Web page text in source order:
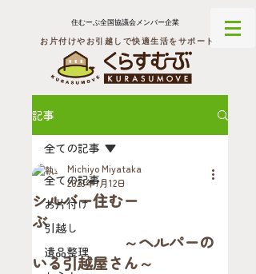
住むーぶ全国協議会メンバー企業
お片付けやお引越しで快適生活をサポート
記事
全ての記事
お片付け
引越し
遺品整理
全ての記事
シルバー住むー
ぶ
～ヘルパーの
いる引越屋さん～
Michiyo Miyataka
2023年7月12日